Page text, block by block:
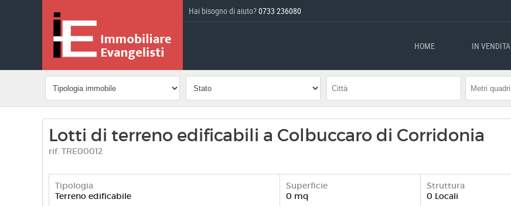
Hai bisogno di aiuto?0733 236080
HOME IN VENDITA
Lotti di terreno edificabili a Colbuccaro di Corridonia
rif. TRE00012
Tipologia
Terreno edificabile
Superficie
0 mq
Struttura
0 Locali